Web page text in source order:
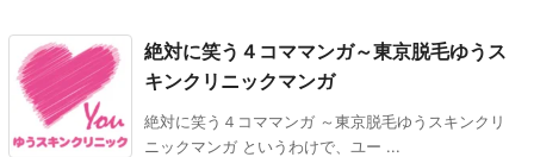
絶対に笑う４コママンガ～東京脱毛ゆうス
キンクリニックマンガ
絶対に笑う４コママンガ ～東京脱毛ゆうスキンクリ
ニックマンガ というわけで、ユー ...